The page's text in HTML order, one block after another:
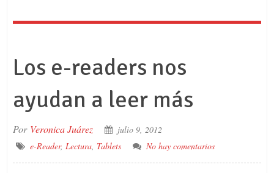
Los e-readers nos
ayudan a leer más
Por Veronica Juárez
julio 9, 2012
e-Reader, Lectura, Tablets No hay comentarios